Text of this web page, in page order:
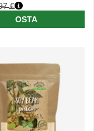
hinta
€
OSTA